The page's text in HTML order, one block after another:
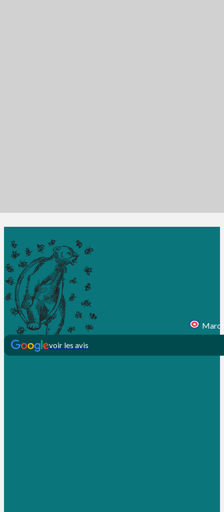
voir les avis